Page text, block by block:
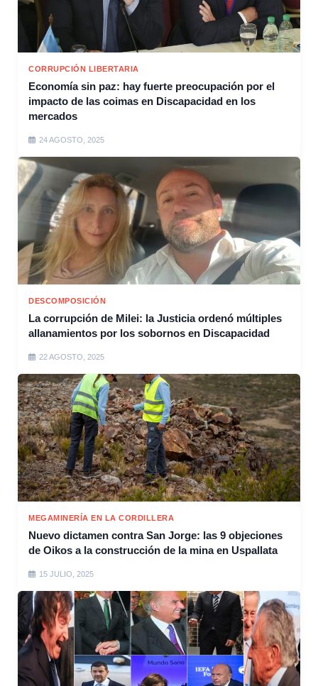
CORRUPCIÓN LIBERTARIA
Economía sin paz: hay fuerte preocupación por el
impacto de las coimas en Discapacidad en los
mercados
24 AGOSTO, 2025
DESCOMPOSICIÓN
La corrupción de Milei: la Justicia ordenó múltiples
allanamientos por los sobornos en Discapacidad
22 AGOSTO, 2025
MEGAMINERÍA EN LA CORDILLERA
Nuevo dictamen contra San Jorge: las 9 objeciones
de Oikos a la construcción de la mina en Uspallata
15 JULIO, 2025